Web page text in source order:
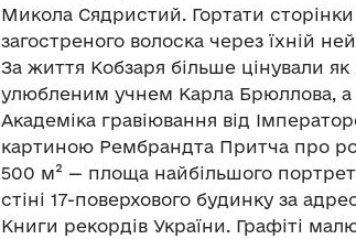
Микола Сядристий. Гортати
загостреного волоска через їхній
За життя Кобзаря більше цінували
улюбленим учнем Карла Брюллова, а
Академіка гравіювання від
картиною Рембрандта Притча про
500 м² — площа найбільшого
стіні 17-поверхового будинку за
Книги рекордів України. Графіті